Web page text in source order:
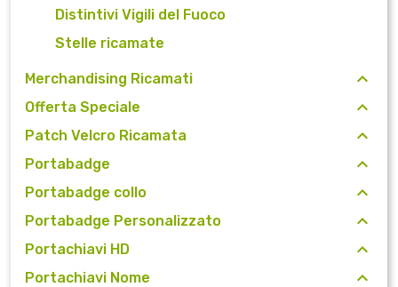
Distintivi Vigili del Fuoco
Stelle ricamate
Merchandising Ricamati
Offerta Speciale
Patch Velcro Ricamata
Portabadge
Portabadge collo
Portabadge Personalizzato
Portachiavi HD
Portachiavi Nome